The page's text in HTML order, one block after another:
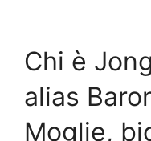
Chi è
alias
Moglie,